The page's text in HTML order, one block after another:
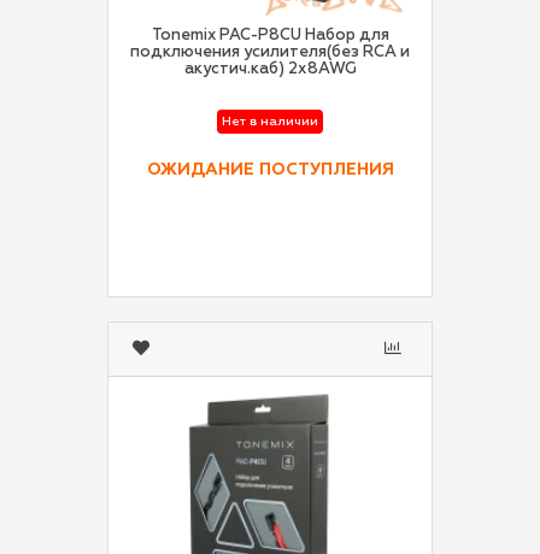
Tonemix PAC-P8CU Набор для
подключения усилителя(без RCA и
акустич.каб) 2х8AWG
Нет в наличии
ОЖИДАНИЕ ПОСТУПЛЕНИЯ